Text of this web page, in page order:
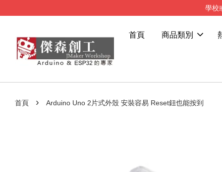
學校
首頁 商品類別
首頁 › Arduino Uno 2片式外殼 安裝容易 Reset鈕也能按到